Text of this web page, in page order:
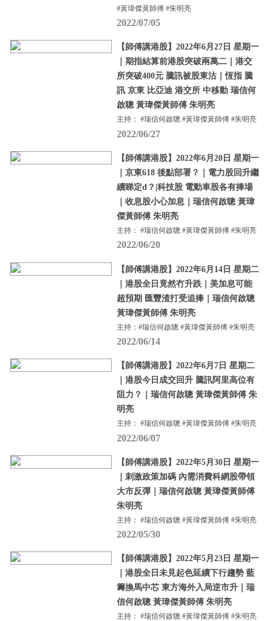
#黃瑋傑黃師傅 #朱明亮
2022/07/05
【師傅講港股】2022年6月27日 星期一
｜期指結算前港股突破兩萬二｜港交
所突破400元 騰訊被股東沽｜恆指 騰
訊 京東 比亞迪 港交所 中移動 瑞信何
啟聰 黃瑋傑黃師傅 朱明亮
主持： #瑞信何啟聰 #黃瑋傑黃師傅 #朱明亮
2022/06/27
【師傅講港股】2022年6月20日 星期一
｜京東618 後點部署？｜電力股回升繼
續睇定d？|科技股 電動車股各有捧場
｜收息股小心加息｜瑞信何啟聰 黃瑋
傑黃師傅 朱明亮
主持： #瑞信何啟聰 #黃瑋傑黃師傅 #朱明亮
2022/06/20
【師傅講港股】2022年6月14日 星期二
｜港股全日竟然冇升跌｜美加息可能
超預期 匯豐渣打受追捧｜瑞信何啟聰
黃瑋傑黃師傅 朱明亮
主持：#瑞信何啟聰 #黃瑋傑黃師傅 #朱明亮
2022/06/14
【師傅講港股】2022年6月7日 星期二
｜港股今日成交回升 騰訊阿里高位有
阻力？｜瑞信何啟聰 黃瑋傑黃師傅 朱
明亮
主持： #瑞信何啟聰 #黃瑋傑黃師傅 #朱明亮
2022/06/07
【師傅講港股】2022年5月30日 星期一
｜刺激政策加碼 內需消費科網股帶領
大市反彈｜瑞信何啟聰 黃瑋傑黃師傅
朱明亮
主持： #瑞信何啟聰 #黃瑋傑黃師傅 #朱明亮
2022/05/30
【師傅講港股】2022年5月23日 星期一
｜港股全日未見起色延續下行趨勢 藍
籌換馬中芯 東方海外入局逆市升｜瑞
信何啟聰 黃瑋傑黃師傅 朱明亮
主持： #瑞信何啟聰 #黃瑋傑黃師傅 #朱明亮